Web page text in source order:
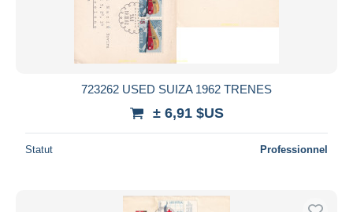
723262 USED SUIZA 1962 TRENES
± 6,91 $US
Statut Professionnel